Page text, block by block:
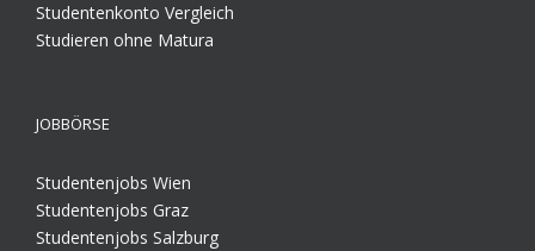
Studentenkonto Vergleich
Studieren ohne Matura
JOBBÖRSE
Studentenjobs Wien
Studentenjobs Graz
Studentenjobs Salzburg